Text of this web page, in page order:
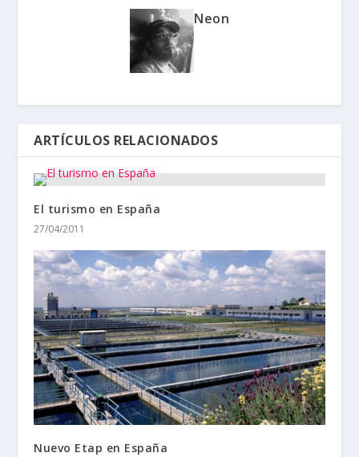
Neon
ARTÍCULOS RELACIONADOS
El turismo en España
27/04/2011
Nuevo Etap en España